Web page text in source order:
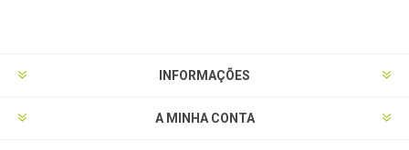
INFORMAÇÕES
A MINHA CONTA